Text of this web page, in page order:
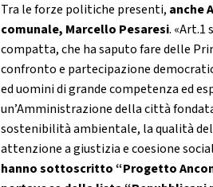
Tra le forze politiche presenti, anche
comunale, Marcello Pesaresi. «Art.1
compatta, che ha saputo fare delle
confronto e partecipazione
ed uomini di grande competenza ed
un’Amministrazione della città
sostenibilità ambientale, la qualità
attenzione a giustizia e coesione
hanno sottoscritto “Progetto